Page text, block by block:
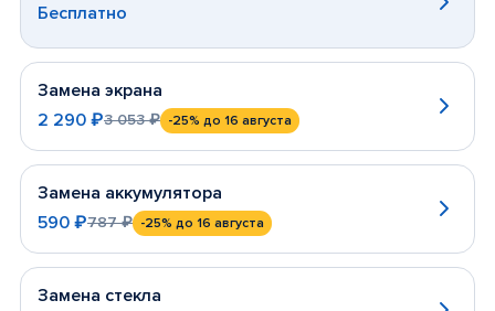
Бесплатно
Замена экрана
2 290 ₽3 053 ₽ -25% до 16 августа
Замена аккумулятора
590 ₽787 ₽ -25% до 16 августа
Замена стекла